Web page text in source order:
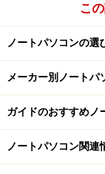
こ
ノートパソコンの選
メーカー別ノートパ
ガイドのおすすめノ
ノートパソコン関連